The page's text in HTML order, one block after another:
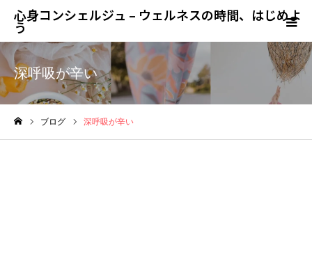
心身コンシェルジュ – ウェルネスの時間、はじめよ
う
深呼吸が辛い
ブログ 深呼吸が辛い